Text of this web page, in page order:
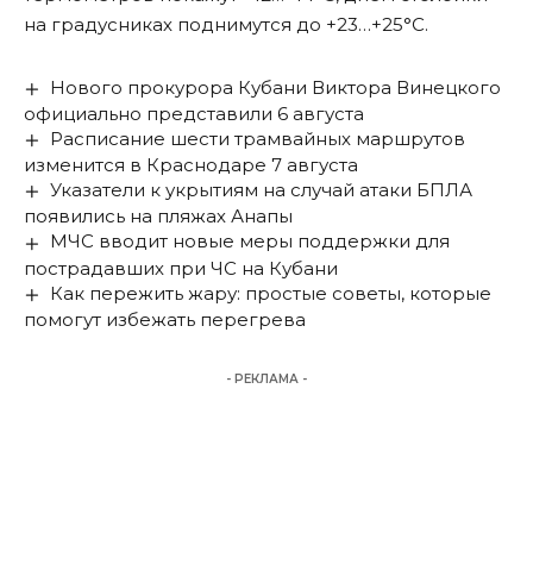
на градусниках поднимутся до +23…+25°С.
Нового прокурора Кубани Виктора Винецкого
официально представили 6 августа
Расписание шести трамвайных маршрутов
изменится в Краснодаре 7 августа
Указатели к укрытиям на случай атаки БПЛА
появились на пляжах Анапы
МЧС вводит новые меры поддержки для
пострадавших при ЧС на Кубани
Как пережить жару: простые советы, которые
помогут избежать перегрева
- РЕКЛАМА -